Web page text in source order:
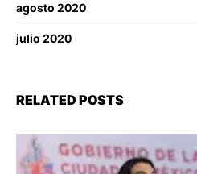
agosto 2020
julio 2020
RELATED POSTS